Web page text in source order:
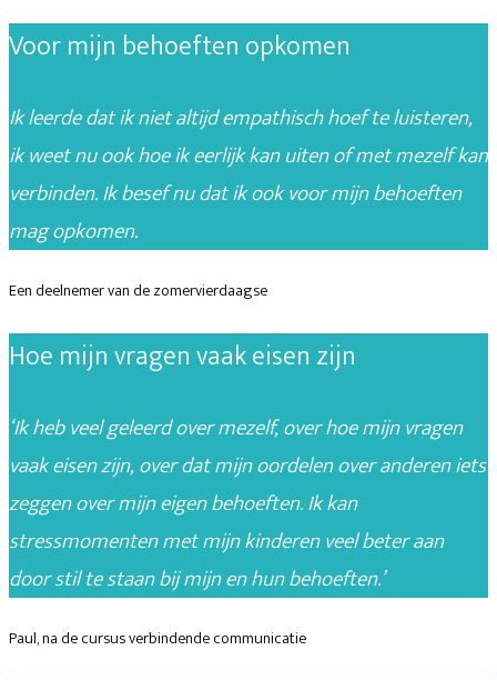
Voor mijn behoeften opkomen
Ik leerde dat ik niet altijd empathisch hoef te luisteren,
ik weet nu ook hoe ik eerlijk kan uiten of met mezelf kan
verbinden. Ik besef nu dat ik ook voor mijn behoeften
mag opkomen.
Een deelnemer van de zomervierdaagse
Hoe mijn vragen vaak eisen zijn
‘Ik heb veel geleerd over mezelf, over hoe mijn vragen
vaak eisen zijn, over dat mijn oordelen over anderen iets
zeggen over mijn eigen behoeften. Ik kan
stressmomenten met mijn kinderen veel beter aan
door stil te staan bij mijn en hun behoeften.’
Paul, na de cursus verbindende communicatie